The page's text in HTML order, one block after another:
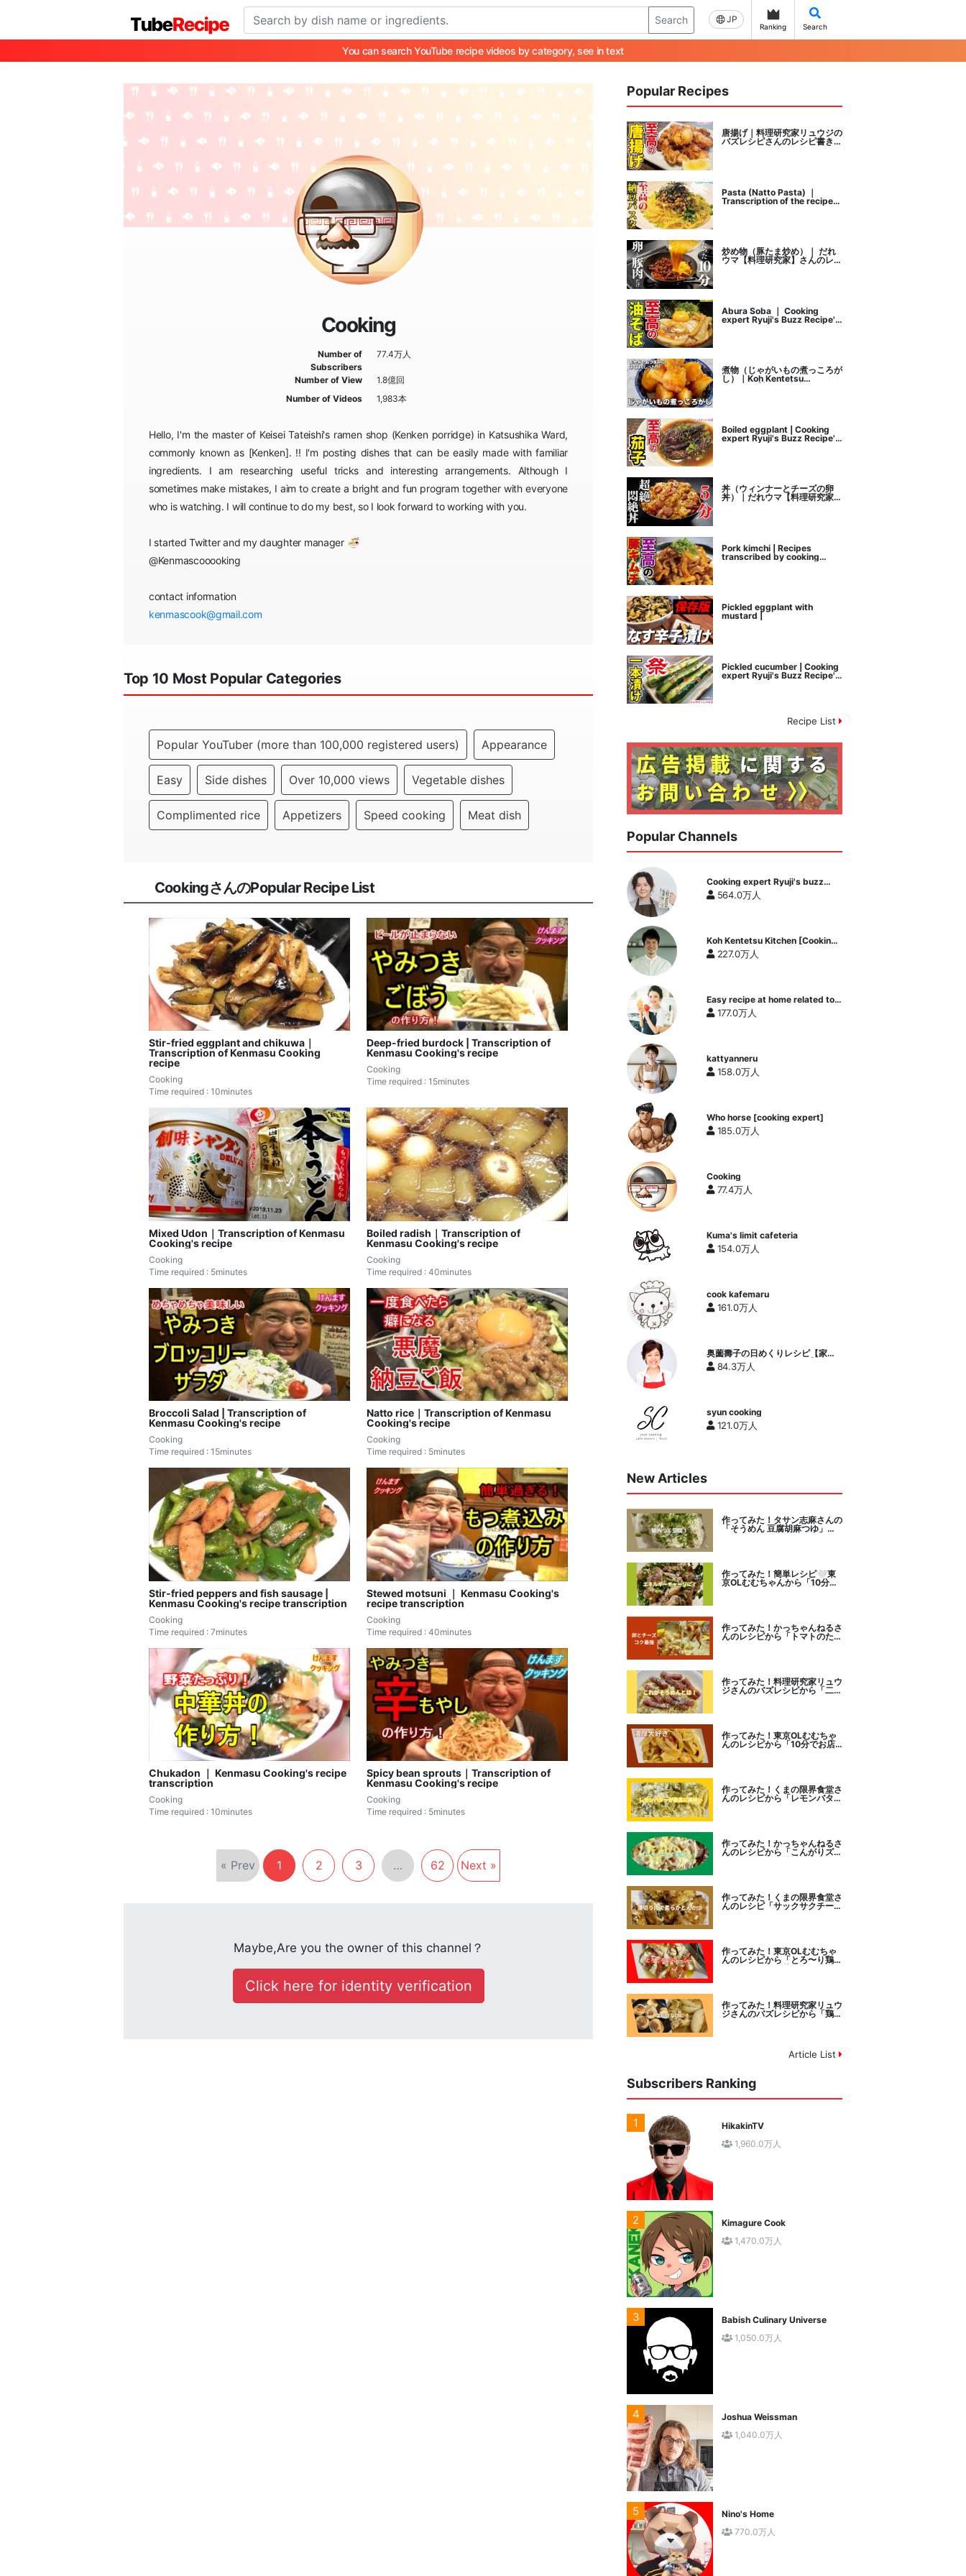
Search JP
Ranking Search
You can search YouTube recipe videos by category, see in text
Cooking
Number of
Subscribers
77.4万人
Number of View
1.8億回
Number of Videos
1,983本
Hello, I'm the master of Keisei Tateishi's ramen shop (Kenken porridge) in Katsushika Ward,
commonly known as [Kenken]. !! I'm posting dishes that can be easily made with familiar
ingredients. I am researching useful tricks and interesting arrangements. Although I
sometimes make mistakes, I aim to create a bright and fun program together with everyone
who is watching. I will continue to do my best, so I look forward to working with you.
I started Twitter and my daughter manager 🍜
@Kenmascooooking
contact information
kenmascook@gmail.com
Top 10 Most Popular Categories
Popular YouTuber (more than 100,000 registered users) Appearance
Easy Side dishes Over 10,000 views Vegetable dishes
Complimented rice Appetizers Speed cooking Meat dish
CookingさんのPopular Recipe List
Stir-fried eggplant and chikuwa｜
Transcription of Kenmasu Cooking
recipe
Cooking
Time required : 10minutes
Deep-fried burdock | Transcription of
Kenmasu Cooking's recipe
Cooking
Time required : 15minutes
Mixed Udon｜Transcription of Kenmasu
Cooking's recipe
Cooking
Time required : 5minutes
Boiled radish｜Transcription of
Kenmasu Cooking's recipe
Cooking
Time required : 40minutes
Broccoli Salad | Transcription of
Kenmasu Cooking's recipe
Cooking
Time required : 15minutes
Natto rice｜Transcription of Kenmasu
Cooking's recipe
Cooking
Time required : 5minutes
Stir-fried peppers and fish sausage |
Kenmasu Cooking's recipe transcription
Cooking
Time required : 7minutes
Stewed motsuni ｜ Kenmasu Cooking's
recipe transcription
Cooking
Time required : 40minutes
Chukadon ｜ Kenmasu Cooking's recipe
transcription
Cooking
Time required : 10minutes
Spicy bean sprouts｜Transcription of
Kenmasu Cooking's recipe
Cooking
Time required : 5minutes
« Prev 1 2 3 … 62 Next »
Maybe,Are you the owner of this channel？
Click here for identity verification
Popular Recipes
唐揚げ｜料理研究家リュウジの
バズレシピさんのレシピ書き起
Pasta (Natto Pasta) ｜
Transcription of the recipe
by Ryuji's buzz recipe, a
炒め物（豚たま炒め）｜ だれ
ウマ【料理研究家】さんのレシ
Abura Soba ｜ Cooking
expert Ryuji's Buzz Recipe's
recipe transcription
煮物（じゃがいもの煮っころが
し）｜Koh Kentetsu
Boiled eggplant | Cooking
expert Ryuji's Buzz Recipe's
recipe transcription
丼（ウィンナーとチーズの卵
丼）｜だれウマ【料理研究家】
Pork kimchi | Recipes
transcribed by cooking
researcher Ryuji's Buzz
Pickled eggplant with
mustard |
Pickled cucumber | Cooking
expert Ryuji's Buzz Recipe's
recipe transcription
Recipe List
Popular Channels
Cooking expert Ryuji's buzz
recipe
564.0万人
Koh Kentetsu Kitchen [Cooking
expert Koh Kentetsu official
channel]
227.0万人
Easy recipe at home related to
cooking researcher / Yukari's
Kitchen
177.0万人
kattyanneru
158.0万人
Who horse [cooking expert]
185.0万人
Cooking
77.4万人
Kuma's limit cafeteria
154.0万人
cook kafemaru
161.0万人
奥薗壽子の日めくりレシピ【家庭
料理研究家公式チャンネル】
84.3万人
syun cooking
121.0万人
New Articles
作ってみた！タサン志麻さんの
「そうめん 豆腐胡麻つゆ」を
作ってみた！簡単レシピ🤍東
京OLむむちゃんから「10分で
作ってみた！かっちゃんねるさ
んのレシピから「トマトのたま
作ってみた！料理研究家リュウ
ジさんのバズレシピから「二度
作ってみた！東京OLむむちゃ
んのレシピから「10分でお店
作ってみた！くまの限界食堂さ
んのレシピから「レモンバター
作ってみた！かっちゃんねるさ
んのレシピから「こんがりズッ
作ってみた！くまの限界食堂さ
んのレシピ「サックサクチーズ
作ってみた！東京OLむむちゃ
んのレシピから「とろ〜り鶏む
作ってみた！料理研究家リュウ
ジさんのバズレシピから「鶏の
Article List
Subscribers Ranking
1
HikakinTV
1,960.0万人
2
Kimagure Cook
1,470.0万人
3
Babish Culinary Universe
1,050.0万人
4
Joshua Weissman
1,040.0万人
5
Nino's Home
770.0万人